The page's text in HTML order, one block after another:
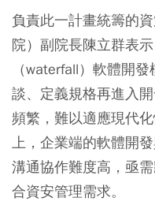
負責此一計畫統籌的
院）副院長陳立群表
（waterfall）軟體開
談、定義規格再進入
頻繁，難以適應現代
上，企業端的軟體開
溝通協作難度高，亟
合資安管理需求。